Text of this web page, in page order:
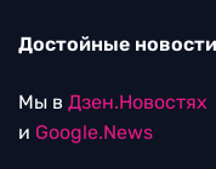
Достойные новости
Мы в Дзен.Новостях
и Google.News